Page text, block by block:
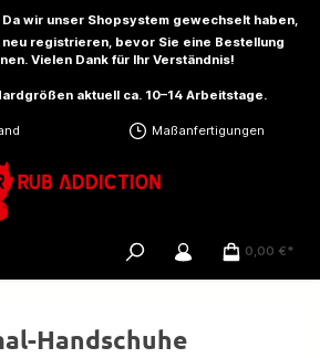
Da wir unser Shopsystem gewechselt haben,
neu registrieren, bevor Sie eine Bestellung
Vielen Dank für Ihr Verständnis!
aktuell ca. 10–14 Arbeitstage.
Maßanfertigungen
0,00 €*
Handschuhe